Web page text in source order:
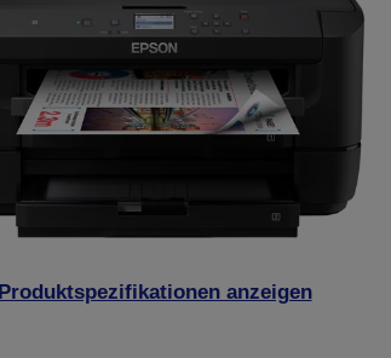
Produktspezifikationen anzeigen